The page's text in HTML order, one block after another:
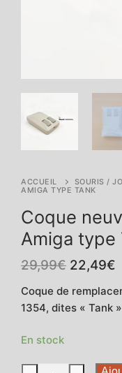
ACCUEIL SOURIS /
AMIGA TYPE TANK
Coque
Amiga type
29,99€ Le
prix
initial
était :
29,99€.
22,49€
Coque de
1354, dites « Tank
En stock